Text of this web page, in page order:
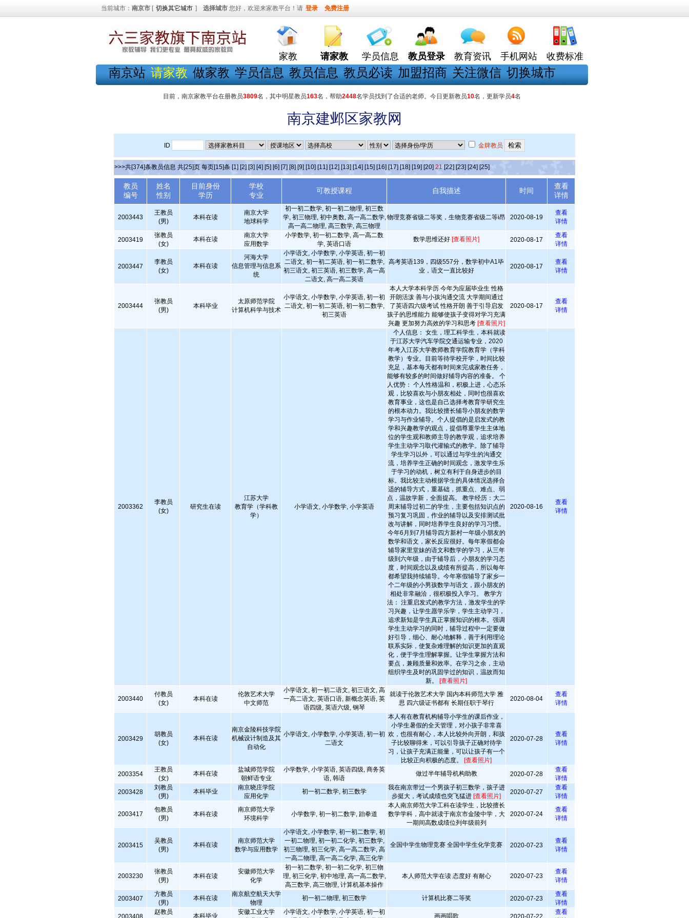
当前城市： 南京市 [ 切换其它城市 ] 选择城市 您好，欢迎来家教平台！请 登录 免费注册
家教 请家教 学员信息 教员登录 教育资讯 手机网站 收费标准
南京站 请家教 做家教 学员信息 教员信息 教员必读 加盟招商 关注微信 切换城市
目前，南京家教平台在册教员3809名，其中明星教员163名，帮助2448名学员找到了合适的老师。今日更新教员10名，更新学员4名
南京建邺区家教网
ID 金牌教员
>>>共[374]条教员信息 共[25]页 每页[15]条 [1] [2] [3] [4] [5] [6] [7] [8] [9] [10] [11] [12] [13] [14] [15] [16] [17] [18] [19] [20] 21 [22] [23] [24] [25]
教员
编号
姓名
性别
目前身份
学历
学校
专业
可教授课程 自我描述 时间
查看
详情
2003443
王教员
(男)
本科在读
南京大学
地球科学
初一初二数学, 初一初二物理, 初三数
学, 初三物理, 初中奥数, 高一高二数学,
高一高二物理, 高三数学, 高三物理
物理竞赛省级二等奖，生物竞赛省级二等i昂 2020-08-19
查看
详情
2003419
张教员
(女)
本科在读
南京大学
应用数学
小学数学, 初一初二数学, 高一高二数
学, 英语口语
数学思维还好 [查看照片] 2020-08-17
查看
详情
2003447
李教员
(女)
本科在读
河海大学
信息管理与信息系
统
小学语文, 小学数学, 小学英语, 初一初
二语文, 初一初二英语, 初一初二数学,
初三语文, 初三英语, 初三数学, 高一高
二语文, 高一高二英语
高考英语139，四级557分，数学初中A1毕
业，语文一直比较好
2020-08-17
查看
详情
2003444
张教员
(男)
本科毕业
太原师范学院
计算机科学与技术
小学语文, 小学数学, 小学英语, 初一初
二语文, 初一初二英语, 初一初二数学,
初三英语
本人大学本科学历 今年为应届毕业生 性格
开朗活泼 善与小孩沟通交流 大学期间通过
了英语四六级考试 性格开朗 善于引导启发
孩子的思维能力 能够使孩子变得对学习充满
兴趣 更加努力高效的学习和思考 [查看照片]
2020-08-17
查看
详情
2003362
李教员
(女)
研究生在读
江苏大学
教育学（学科教
学）
小学语文, 小学数学, 小学英语
个人信息： 女生，理工科学生，本科就读
于江苏大学汽车学院交通运输专业，2020
年考入江苏大学教师教育学院教育学（学科
教学）专业。目前等待学校开学，时间比较
充足，基本每天都有时间来完成家教任务，
能够有较多的时间做好辅导内容的准备。 个
人优势： 个人性格温和，积极上进，心态乐
观，比较喜欢与小朋友相处，同时也很喜欢
教育事业，这也是自己选择考教育学研究生
的根本动力。我比较擅长辅导小朋友的数学
学习与作业辅导。个人提倡的是启发式的教
学和兴趣教学的观点，提倡尊重学生主体地
位的学生观和教师主导的教学观，追求培养
学生主动学习取代灌输式的教学。除了辅导
学生学习以外，可以通过与学生的沟通交
流，培养学生正确的时间观念，激发学生乐
于学习的动机，树立有利于自身进步的目
标。我比较主动根据学生的具体情况选择合
适的辅导方式，重基础，抓重点、难点、弱
点，温故学新，全面提高。 教学经历：大二
周末辅导过初二的学生，主要包括知识点的
预习复习巩固，作业的辅导以及安排测试批
改与讲解，同时培养学生良好的学习习惯。
今年6月到7月辅导四方新村一年级小朋友的
数学和语文，家长反应很好。每年寒假都会
辅导家里堂妹的语文和数学的学习，从三年
级到六年级，由于辅导后，小朋友的学习态
度，时间观念以及成绩有所提高，所以每年
都希望我持续辅导。今年寒假辅导了家乡一
个二年级的小男孩数学与语文，跟小朋友的
相处非常融洽，很积极投入学习。 教学方
法： 注重启发式的教学方法，激发学生的学
习兴趣，让学生愿学乐学，学生主动学习，
追求新知是学生真正掌握知识的根本。强调
学生主动学习的同时，辅导过程中一定要做
好引导，细心、耐心地解释，善于利用理论
联系实际，使复杂难理解的知识更加的直观
化，便于学生理解掌握。让学生掌握方法和
要点，兼顾质量和效率。在学习之余，主动
组织学生及时的巩固学过的知识，温故而知
新。 [查看照片]
2020-08-16
查看
详情
2003440
付教员
(女)
本科在读
伦敦艺术大学
中文师范
小学语文, 初一初二语文, 初三语文, 高
一高二语文, 英语口语, 新概念英语, 英
语四级, 英语六级, 钢琴
就读于伦敦艺术大学 国内本科师范大学 雅
思 四六级证书都有 长期任职于琴行
2020-08-04
查看
详情
2003429
胡教员
(女)
本科在读
南京金陵科技学院
机械设计制造及其
自动化
小学语文, 小学数学, 小学英语, 初一初
二语文
本人有在教育机构辅导小学生的课后作业，
小学生暑假的全天管理，对小孩子非常喜
欢，也很有耐心，本人比较外向开朗，和孩
子比较聊得来，可以引导孩子正确对待学
习，让孩子充满正能量，可以让孩子有一个
比较正向积极的态度。 [查看照片]
2020-07-28
查看
详情
2003354
王教员
(女)
本科在读
盐城师范学院
朝鲜语专业
小学数学, 小学英语, 英语四级, 商务英
语, 韩语
做过半年辅导机构助教 2020-07-28
查看
详情
2003428
刘教员
(男)
本科毕业
南京晓庄学院
应用化学
初一初二数学, 初三数学
我在南京带过一个男孩子初三数学，孩子进
步挺大，考试成绩也突飞猛进 [查看照片]
2020-07-27
查看
详情
2003417
包教员
(男)
本科在读
南京师范大学
环境科学
小学数学, 初一初二数学, 跆拳道
本人南京师范大学工科在读学生，比较擅长
数学学科，高中就读于南京市金陵中学，大
一期间高数成绩位列年级前列
2020-07-24
查看
详情
2003415
吴教员
(男)
本科在读
南京师范大学
数学与应用数学
小学语文, 小学数学, 初一初二数学, 初
一初二物理, 初一初二化学, 初三数学,
初三物理, 初三化学, 高一高二数学, 高
一高二物理, 高一高二化学, 高三化学
全国中学生物理竞赛 全国中学生化学竞赛 2020-07-23
查看
详情
2003230
张教员
(男)
本科在读
安徽师范大学
化学
初一初二数学, 初一初二化学, 初三物
理, 初三化学, 初中地理, 高一高二数学,
高三数学, 高三物理, 计算机基本操作
本人师范大学在读 态度好 有耐心 2020-07-23
查看
详情
2003407
方教员
(男)
本科在读
南京航空航天大学
物理
初一初二物理, 初三数学 计算机比赛二等奖 2020-07-23
查看
详情
2003408
赵教员
本科毕业
安徽工业大学
小学语文, 小学数学, 小学英语, 初一初
画画唱歌 2020-07-22
查看